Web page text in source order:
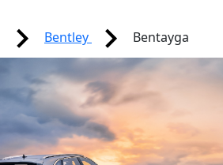
Bentley Bentayga